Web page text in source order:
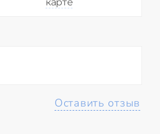
карте
Оставить отзыв